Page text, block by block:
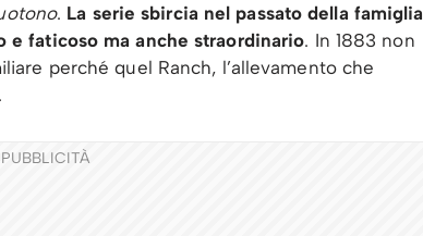
. La serie sbircia nel passato della famiglia
e faticoso ma anche straordinario. In 1883 non
perché quel Ranch, l’allevamento che
PUBBLICITÀ